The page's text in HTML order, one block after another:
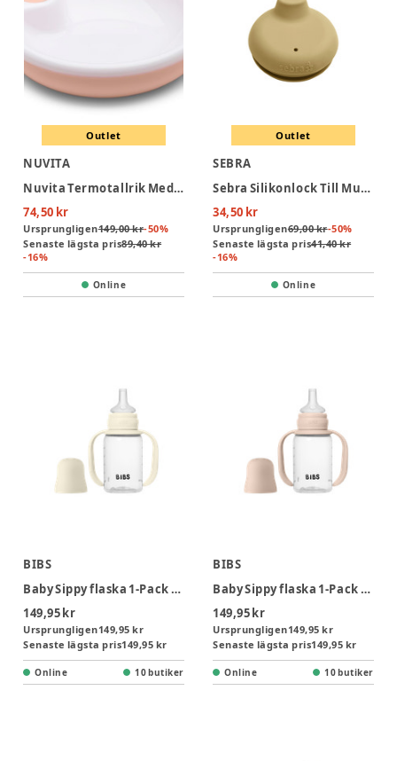
Outlet
NUVITA
Nuvita Termotallrik Med Vattenhållare - Pink
74,50 kr
Ursprungligen149,00 kr-50%
Senaste lägsta pris89,40 kr
-16%
Online
Outlet
SEBRA
Sebra Silikonlock Till Mugg - Wheat Yellow
34,50 kr
Ursprungligen69,00 kr-50%
Senaste lägsta pris41,40 kr
-16%
Online
BIBS
Baby Sippy flaska 1-Pack 150 ml - Ivory
149,95 kr
Ursprungligen149,95 kr
Senaste lägsta pris149,95 kr
Online 10 butiker
BIBS
Baby Sippy flaska 1-Pack 150 ml - Blush
149,95 kr
Ursprungligen149,95 kr
Senaste lägsta pris149,95 kr
Online 10 butiker